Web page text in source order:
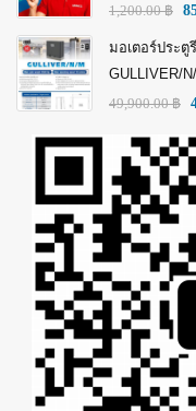
1,200.00฿
มอเตอร์ประ
GULLIVER/
49,900.00฿